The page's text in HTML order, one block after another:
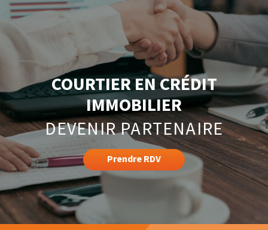
COURTIER EN CRÉDIT
IMMOBILIER
DEVENIR PARTENAIRE
Prendre RDV